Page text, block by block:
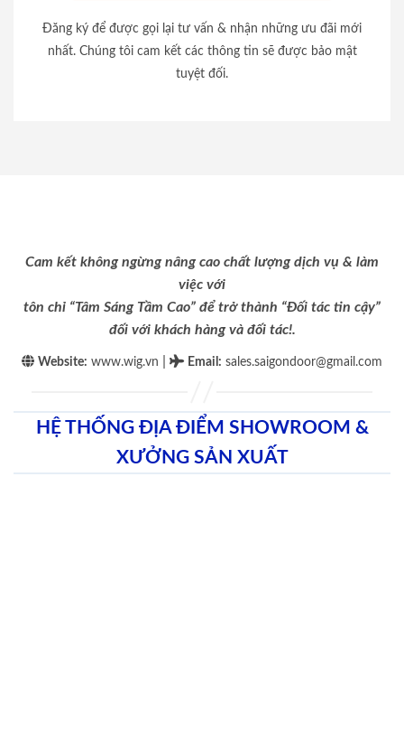
Đăng ký để được gọi lại tư vấn & nhận những ưu đãi mới
nhất. Chúng tôi cam kết các thông tin sẽ được bảo mật
tuyệt đối.
Cam kết không ngừng nâng cao chất lượng dịch vụ & làm
việc với
tôn chỉ “Tâm Sáng Tầm Cao” để trở thành “Đối tác tin cậy”
đối với khách hàng và đối tác!.
Website: www.wig.vn Email : sales.saigondoor@gmail.com
HỆ THỐNG ĐỊA ĐIỂM SHOWROOM &
XƯỞNG SẢN XUẤT